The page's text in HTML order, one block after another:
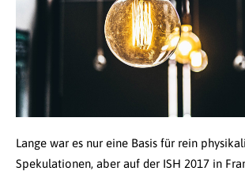
Lange war es nur eine Basis für rein
Spekulationen, aber auf der ISH 2017 in